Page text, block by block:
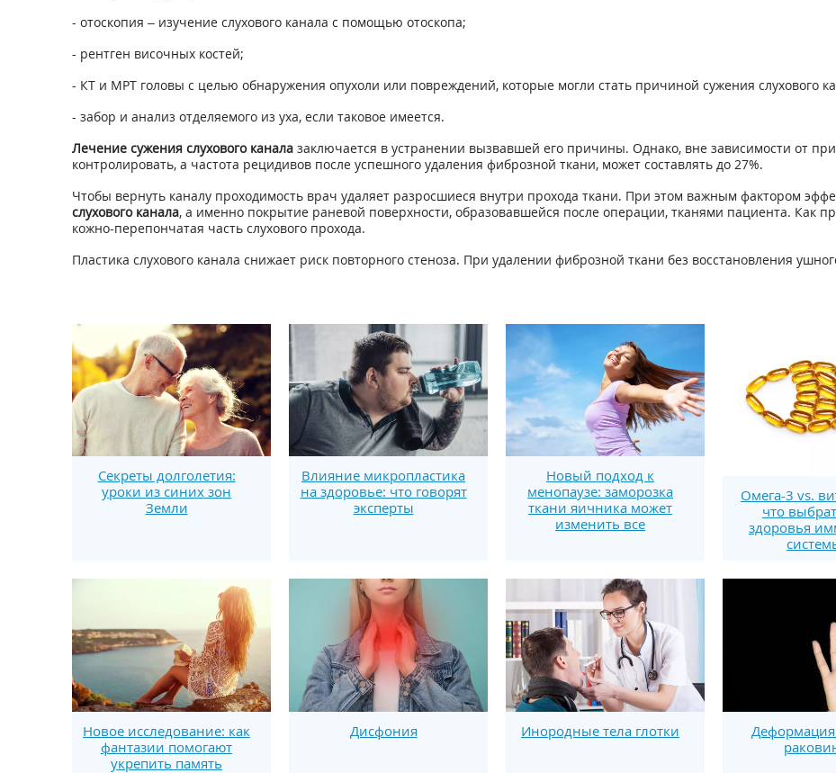
- отоскопия – изучение слухового канала с помощью отоскопа;
- рентген височных костей;
- КТ и МРТ головы с целью обнаружения опухоли или повреждений, которые могли стать причиной сужения слухового
- забор и анализ отделяемого из уха, если таковое имеется.
Лечение сужения слухового каналазаключается в устранении вызвавшей его причины. Однако, вне зависимости от
контролировать, а частота рецидивов после успешного удаления фиброзной ткани, может составлять до 27%.
Чтобы вернуть каналу проходимость врач удаляет разросшиеся внутри прохода ткани. При этом важным фактором
слухового канала, а именно покрытие раневой поверхности, образовавшейся после операции, тканями пациента. Как
кожно-перепончатая часть слухового прохода.
Пластика слухового канала снижает риск повторного стеноза. При удалении фиброзной ткани без восстановления
Секреты долголетия:
уроки из синих зон
Земли
Влияние микропластика
на здоровье: что говорят
эксперты
Новый подход к
менопаузе: заморозка
ткани яичника может
изменить все
Омега-3 vs.
что
здоровья
Новое исследование: как
фантазии помогают
укрепить память
Дисфония Инородные тела глотки